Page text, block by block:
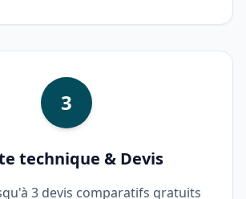
3
technique & Devis
3 devis comparatifs gratuits